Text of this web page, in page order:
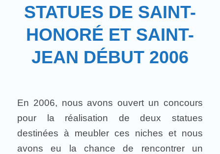
STATUES DE SAINT-
HONORÉ ET SAINT-
JEAN DÉBUT 2006
En 2006, nous avons ouvert un concours
pour la réalisation de deux statues
destinées à meubler ces niches et nous
avons eu la chance de rencontrer un